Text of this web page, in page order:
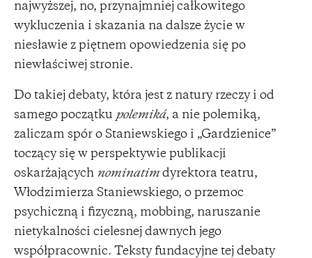
najwyższej, no, przynajmniej całkowitego
wykluczenia i skazania na dalsze życie w
niesławie z piętnem opowiedzenia się po
niewłaściwej stronie.
Do takiej debaty, która jest z natury rzeczy i od
samego początku polemiká, a nie polemiką,
zaliczam spór o Staniewskiego i „Gardzienice”
toczący się w perspektywie publikacji
oskarżających nominatim dyrektora teatru,
Włodzimierza Staniewskiego, o przemoc
psychiczną i fizyczną, mobbing, naruszanie
nietykalności cielesnej dawnych jego
współpracownic. Teksty fundacyjne tej debaty